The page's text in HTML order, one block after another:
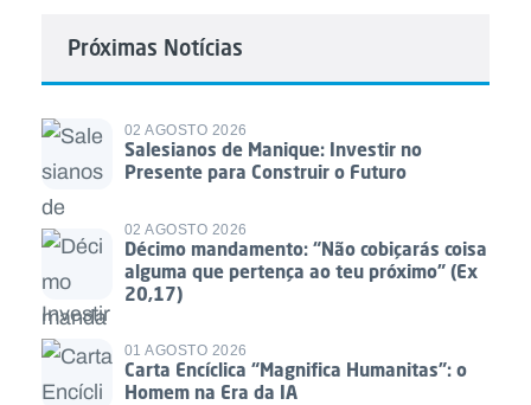
Próximas Notícias
02 AGOSTO 2026
Salesianos de Manique: Investir no
Presente para Construir o Futuro
02 AGOSTO 2026
Décimo mandamento: “Não cobiçarás coisa
alguma que pertença ao teu próximo” (Ex
20,17)
01 AGOSTO 2026
Carta Encíclica “Magnifica Humanitas”: o
Homem na Era da IA